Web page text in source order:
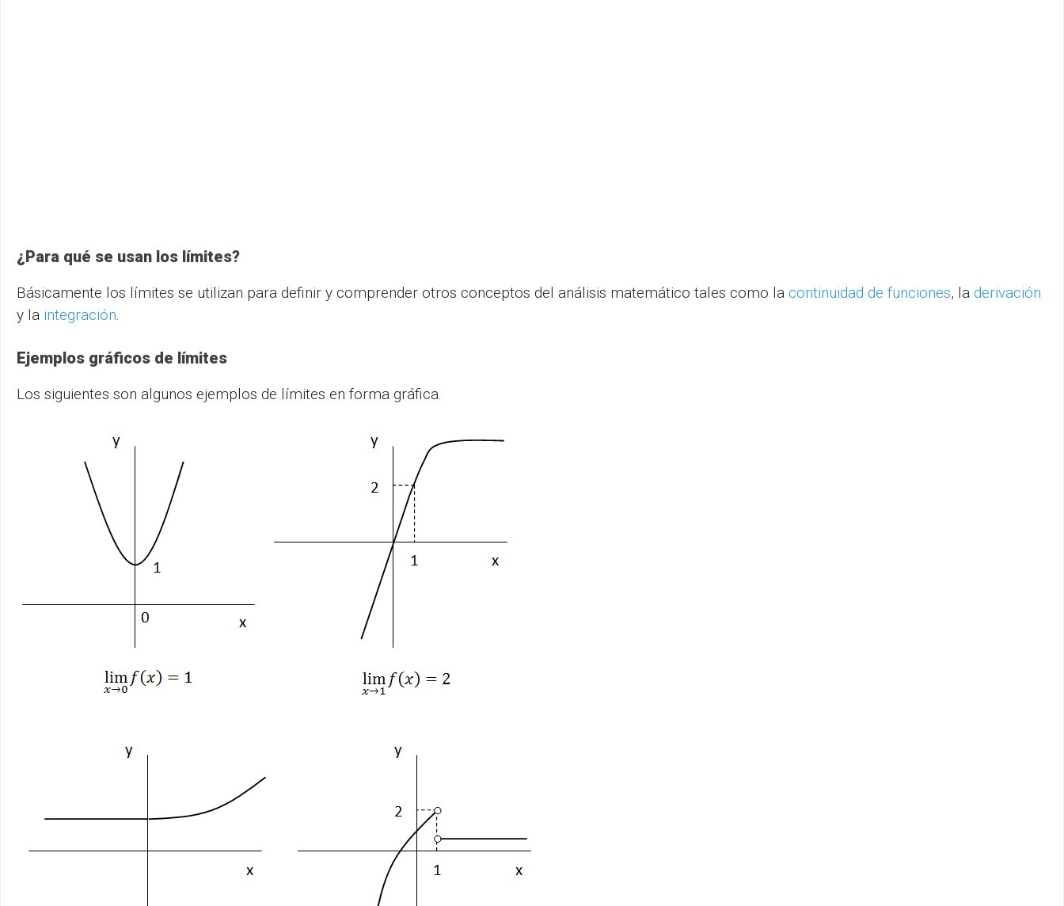
¿Para qué se usan los límites?
Básicamente los límites se utilizan para definir y comprender otros conceptos del análisis matemático tales como la continuidad de funciones, la derivación
y la integración.
Ejemplos gráficos de límites
Los siguientes son algunos ejemplos de límites en forma gráfica.